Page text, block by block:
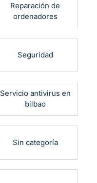
Reparación de
ordenadores
Seguridad
Servicio antivirus en
bilbao
Sin categoría